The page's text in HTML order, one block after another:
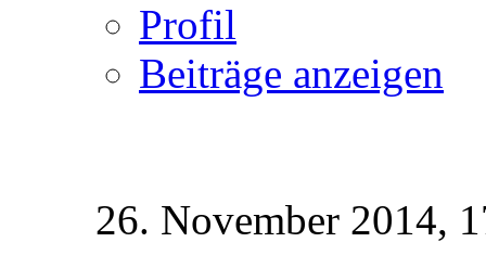
Profil
Beiträge anzeigen
26. November 2014,